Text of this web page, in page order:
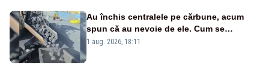
Au închis centralele pe cărbune, acum
spun că au nevoie de ele. Cum se
pasează vina în plină criză energetică
1 aug. 2026, 18:11